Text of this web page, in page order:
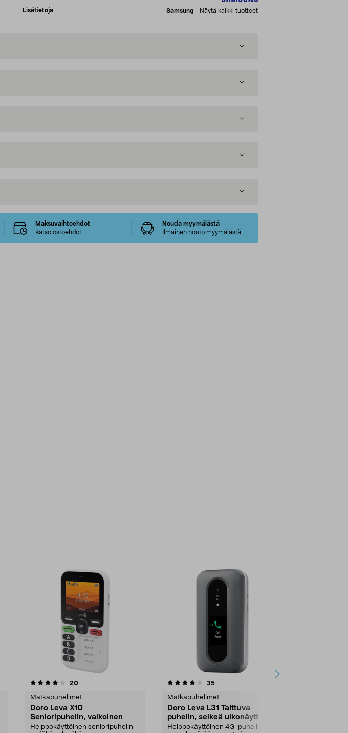
Lisätietoja Samsung - Näytä kaikki tuotteet
Maksuvaihtoehdot
Katso ostoehdot
Nouda myymälästä
Ilmainen nouto myymälästä
20arvostelut
Matkapuhelimet
Doro Leva X10
Senioripuhelin, valkoinen
Helppokäyttöinen senioripuhelin
4.0 viidestä
35arvostelut
Matkapuhelimet
Doro Leva L31 Taittuva
puhelin, selkeä ulkonäyttö
Helppokäyttöinen 4G-puhelin,
3.5 viidestä